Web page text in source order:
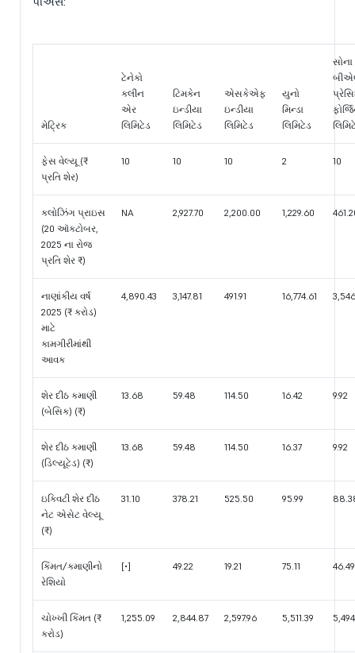
મેટ્રિક
ટેનેકો
ક્લીન
એર
લિમિટેડ
ટિમકેન
ઇન્ડીયા
લિમિટેડ
એસકેએફ
ઇન્ડીયા
લિમિટેડ
યુનો
મિન્ડા
લિમિટેડ
સોના
ફેસ વેલ્યૂ (₹
પ્રતિ શેર)
10 10 10 2 10
ક્લોઝિંગ પ્રાઇસ
(20 ઑક્ટોબર,
2025 ના રોજ
પ્રતિ શેર ₹)
NA 2,927.70 2,200.00 1,229.60
નાણાંકીય વર્ષ
2025 (₹ કરોડ)
માટે
કામગીરીમાંથી
આવક
4,890.43 3,147.81 491.91 16,774.61
શેર દીઠ કમાણી
(બેસિક) (₹)
13.68 59.48 114.50 16.42 9.92
શેર દીઠ કમાણી
(ડિલ્યૂટેડ) (₹)
13.68 59.48 114.50 16.37 9.92
ઇક્વિટી શેર દીઠ
નેટ એસેટ વેલ્યૂ
(₹)
31.10 378.21 525.50 95.99
કિંમત/કમાણીનો
રેશિયો
[•] 49.22 19.21 75.11 46.49
ચોખ્ખી કિંમત (₹
કરોડ)
1,255.09 2,844.87 2,597.96 5,511.39